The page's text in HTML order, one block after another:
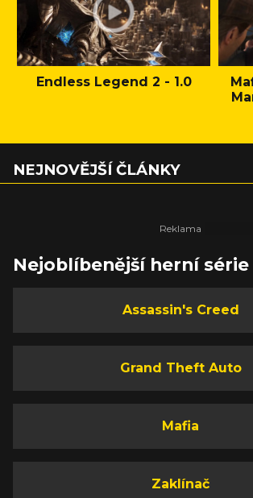
Endless Legend 2 - 1.0
NEJNOVĚJŠÍ ČLÁNKY
Nejoblíbenější herní série
Assassin's Creed
Grand Theft Auto
Mafia
Zaklínač